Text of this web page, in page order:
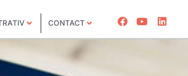
CONTACT